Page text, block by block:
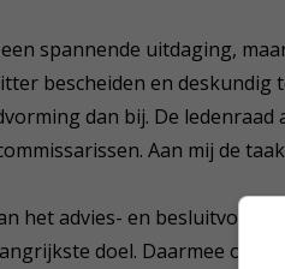
spannende uitdaging,
bescheiden en deskundig
dan bij. De
Aan mij de
het advies- en
doel. Daarmee